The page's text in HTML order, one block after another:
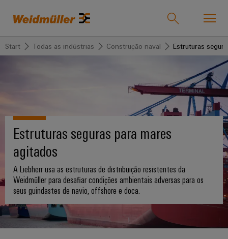
Product catalogue
Support Center
Todas as indústrias
Todas as
indústrias
Weidmüller
IndustryMatch
Um
mundo
3D
onde
os
desafios
Soluções
Soluções
Todos
os
setores
Tecnologia
de
conexão
Produtos
Produtos
Conectividade
Blocos
de
terminais
Conectores
plug-
Assistência
Produtos
personalizados
Faixas
de
terminais
montadas
Conjuntos
Vendas
Weidmüller
em
Portugal
Informação
sobre
o
Empresa
A
nossa
empresa
Quem
somos
175
Start Todas as indústrias Construção naval Estruturas
Estruturas seguras para mares
agitados
A Liebherr usa as estruturas de distribuição resistentes da
Weidmüller para desafiar condições ambientais adversas para os
seus guindastes de navio, offshore e doca.